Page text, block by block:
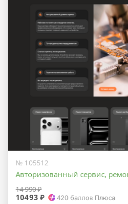
№ 105512
Авторизованный сервис,
14 990 ₽
10493 ₽ 420 баллов Плюса